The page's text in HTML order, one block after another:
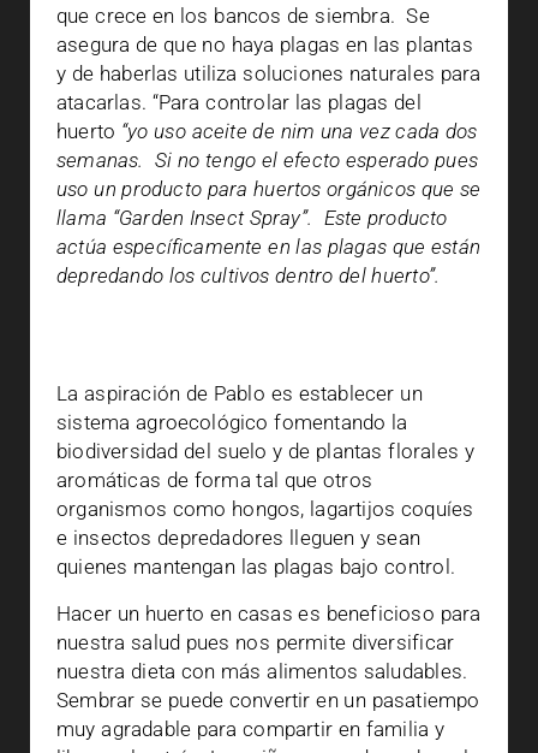
que crece en los bancos de siembra. Se
asegura de que no haya plagas en las plantas
y de haberlas utiliza soluciones naturales para
atacarlas. “Para controlar las plagas del
huerto “yo uso aceite de nim una vez cada dos
semanas.
Si no tengo el efecto esperado pues
uso un producto para huertos orgánicos que se
llama “Garden Insect Spray”.
Este producto
actúa específicamente en las plagas que están
depredando los cultivos dentro del huerto”.
La aspiración de Pablo es establecer un
sistema agroecológico fomentando la
biodiversidad del suelo y de plantas florales y
aromáticas de forma tal que otros
organismos como hongos, lagartijos coquíes
e insectos depredadores lleguen y sean
quienes mantengan las plagas bajo control.
Hacer un huerto en casas es beneficioso para
nuestra salud pues nos permite diversificar
nuestra dieta con más alimentos saludables.
Sembrar se puede convertir en un pasatiempo
muy agradable para compartir en familia y